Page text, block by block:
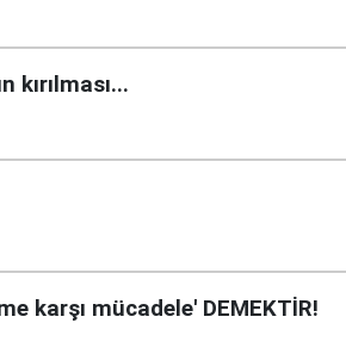
kırılması...
karşı mücadele' DEMEKTİR!